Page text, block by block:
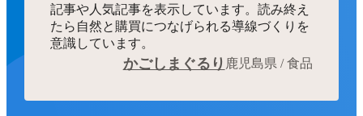
記事や人気記事を表示しています。読み終え
たら自然と購買につなげられる導線づくりを
意識しています。
かごしまぐるり 鹿児島県 / 食品